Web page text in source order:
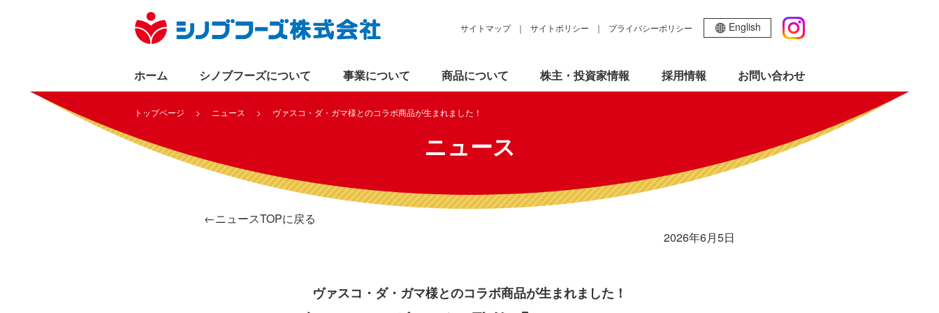
サイトマップ サイトポリシー プライバシーポリシー English
ホーム シノブフーズについて 事業について 商品について 株主・投資家情報 採用情報 お問い合わせ
トップページ ニュース ヴァスコ・ダ・ガマ様とのコラボ商品が生まれました！
ニュース
←ニュースTOPに戻る
2026年6月5日
ヴァスコ・ダ・ガマ様とのコラボ商品が生まれました！